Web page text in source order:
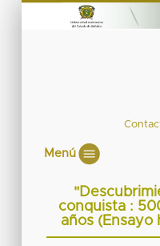
Menú
conquista :
años (Ensayo